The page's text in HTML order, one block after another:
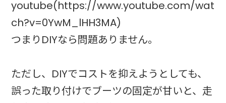
youtube(https://www.youtube.com/wat
ch?v=0YwM_lHH3MA)
つまりDIYなら問題ありません。
ただし、DIYでコストを抑えようとしても、
誤った取り付けでブーツの固定が甘いと、走